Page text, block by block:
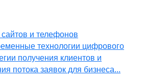
и телефонов
технологии цифрового
получения клиентов и
потока заявок для бизнеса...